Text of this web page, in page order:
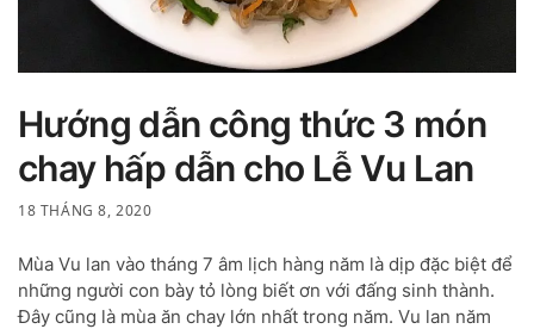
Hướng dẫn công thức 3 món
chay hấp dẫn cho Lễ Vu Lan
18 THÁNG 8, 2020
Mùa Vu lan vào tháng 7 âm lịch hàng năm là dịp đặc biệt để
những người con bày tỏ lòng biết ơn với đấng sinh thành.
Đây cũng là mùa ăn chay lớn nhất trong năm. Vu lan năm